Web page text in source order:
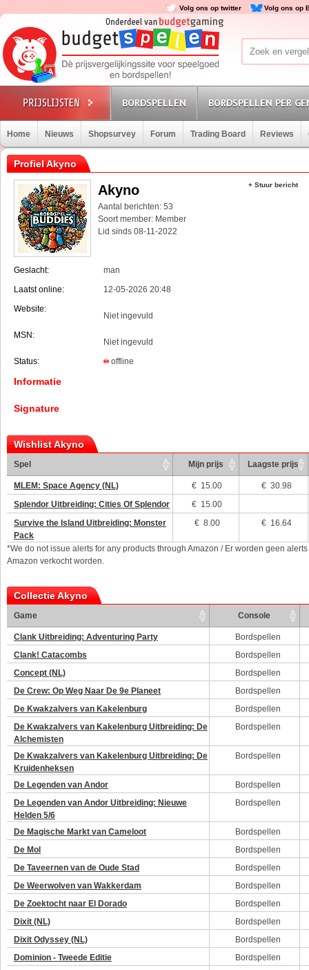
Volg ons op twitter Volg ons op
BORDSPELLEN BORDSPELLEN PER
Home Nieuws Shopsurvey Forum Trading Board Reviews
Profiel Akyno
Akyno
Aantal berichten: 53
Soort member: Member
Lid sinds 08-11-2022
Geslacht:
man
Laatst online:
12-05-2026 20:48
Website:
Niet ingevuld
MSN:
Niet ingevuld
Status:
offline
Informatie
Signature
+ Stuur bericht
Wishlist Akyno
Spel Mijn prijs Laagste prijs
MLEM: Space Agency (NL) € 15.00
€ 30.98
Splendor Uitbreiding: Cities Of Splendor
€ 15.00
Survive the Island Uitbreiding: Monster
Pack
€ 8.00 € 16.64
*We do not issue alerts for any products through Amazon / Er worden geen
Amazon verkocht worden.
Collectie Akyno
Game Console
Clank Uitbreiding: Adventuring Party
Bordspellen
Clank! Catacombs
Bordspellen
Concept (NL)
Bordspellen
De Crew: Op Weg Naar De 9e Planeet
Bordspellen
De Kwakzalvers van Kakelenburg
Bordspellen
De Kwakzalvers van Kakelenburg Uitbreiding: De
Alchemisten
Bordspellen
De Kwakzalvers van Kakelenburg Uitbreiding: De
Kruidenheksen
Bordspellen
De Legenden van Andor
Bordspellen
De Legenden van Andor Uitbreiding: Nieuwe
Helden 5/6
Bordspellen
De Magische Markt van Cameloot
Bordspellen
De Mol
Bordspellen
De Taveernen van de Oude Stad
Bordspellen
De Weerwolven van Wakkerdam
Bordspellen
De Zoektocht naar El Dorado
Bordspellen
Dixit (NL)
Bordspellen
Dixit Odyssey (NL)
Bordspellen
Dominion - Tweede Editie
Bordspellen